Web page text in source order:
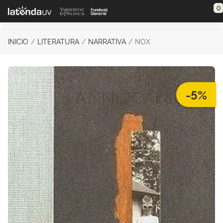
Saltar al contenido principal 0
INICIO LITERATURA NARRATIVA NOX
-5%